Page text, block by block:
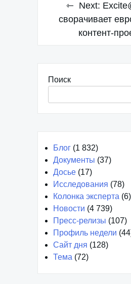
Next:
сворачивает
контент-
Поиск
Блог (1 832)
Документы (37)
Досье (17)
Исследования (78)
Колонка эксперта (6)
Новости (4 739)
Пресс-релизы (107)
Профиль недели
Сайт дня (128)
Тема (72)